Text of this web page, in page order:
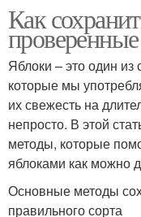
Как
Яблоки – это один
которые мы
их свежесть на
непросто. В этой
методы, которые
яблоками как можно
Основные методы
правильного сорта